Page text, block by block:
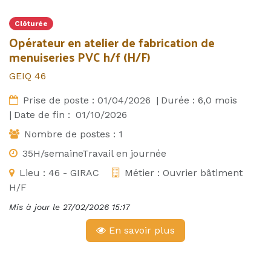
Clôturée
Opérateur en atelier de fabrication de
menuiseries PVC h/f (H/F)
GEIQ 46
Prise de poste : 01/04/2026 | Durée : 6,0 mois
| Date de fin : 01/10/2026
Nombre de postes : 1
35H/semaineTravail en journée
Lieu : 46 - GIRAC Métier : Ouvrier bâtiment
H/F
Mis à jour le 27/02/2026 15:17
En savoir plus